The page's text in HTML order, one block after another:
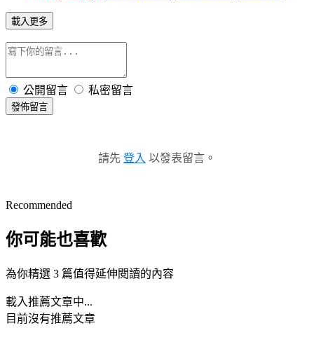
載入更多
公開留言 私密留言
發佈留言
請先 登入 以發表留言。
Recommended
你可能也喜歡
為你精選 3 篇值得延伸閱讀的內容
載入推薦文章中...
目前沒有推薦文章